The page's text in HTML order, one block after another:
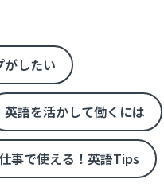
したい
英語を活かして働くには
事で使える！英語Tips